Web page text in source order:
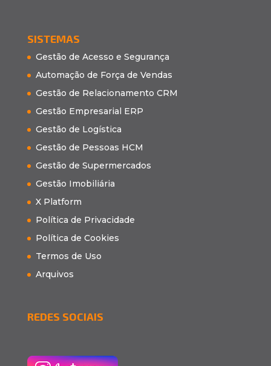
SISTEMAS
Gestão de Acesso e Segurança
Automação de Força de Vendas
Gestão de Relacionamento CRM
Gestão Empresarial ERP
Gestão de Logística
Gestão de Pessoas HCM
Gestão de Supermercados
Gestão Imobiliária
X Platform
Política de Privacidade
Política de Cookies
Termos de Uso
Arquivos
REDES SOCIAIS